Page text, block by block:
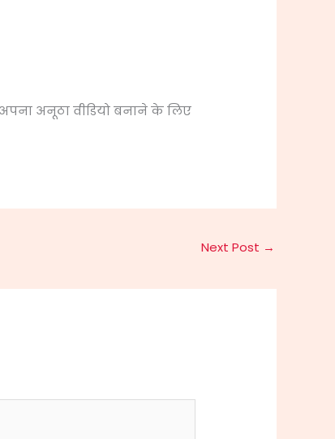
अनूठा वीडियो बनाने के लिए
Next Post →